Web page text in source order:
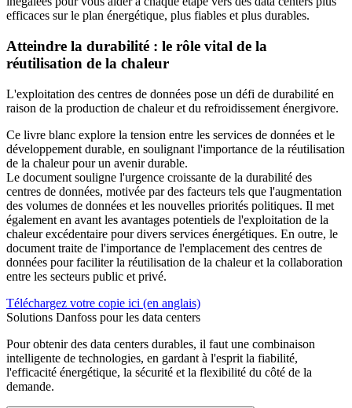
efficaces sur le plan énergétique, plus fiables et plus durables.
Atteindre la durabilité : le rôle vital de la
réutilisation de la chaleur
L'exploitation des centres de données pose un défi de durabilité en
raison de la production de chaleur et du refroidissement énergivore.
Ce livre blanc explore la tension entre les services de données et le
développement durable, en soulignant l'importance de la réutilisation
de la chaleur pour un avenir durable.
Le document souligne l'urgence croissante de la durabilité des
centres de données, motivée par des facteurs tels que l'augmentation
des volumes de données et les nouvelles priorités politiques. Il met
également en avant les avantages potentiels de l'exploitation de la
chaleur excédentaire pour divers services énergétiques. En outre, le
document traite de l'importance de l'emplacement des centres de
données pour faciliter la réutilisation de la chaleur et la collaboration
entre les secteurs public et privé.
Téléchargez votre copie ici (en anglais)
Solutions Danfoss pour les data centers
Pour obtenir des data centers durables, il faut une combinaison
intelligente de technologies, en gardant à l'esprit la fiabilité,
l'efficacité énergétique, la sécurité et la flexibilité du côté de la
demande.